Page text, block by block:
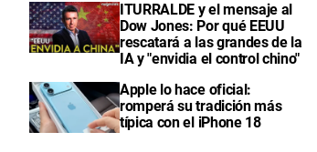
ITURRALDE y el mensaje al
Dow Jones: Por qué EEUU
rescatará a las grandes de la
IA y "envidia el control chino"
Apple lo hace oficial:
romperá su tradición más
típica con el iPhone 18